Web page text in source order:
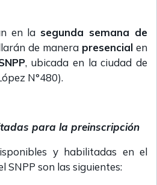
en la segunda semana de
de manera presencial en
, ubicada en la ciudad de
N°480).
para la preinscripción
y habilitadas en el
SNPP son las siguientes: